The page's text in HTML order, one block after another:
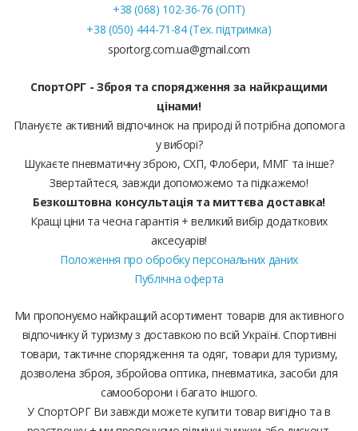
+38 (068) 102-36-76 (ОПТ)
+38 (050) 444-71-84 (Тех. підтримка)
sportorg.com.ua@gmail.com
СпортОРГ - Зброя та спорядження за найкращими
цінами!
Плануєте активний відпочинок на природі й потрібна допомога
у виборі?
Шукаєте пневматичну зброю, СХП, Флобери, ММГ та інше?
Звертайтеся, завжди допоможемо та підкажемо!
Безкоштовна консультація та миттєва доставка!
Кращі ціни та чесна гарантія + великий вибір додаткових
аксесуарів!
Положення про обробку персональних даних
Публічна оферта
Ми пропонуємо найкращий асортимент товарів для активного
відпочинку й туризму з доставкою по всій Україні. Спортивні
товари, тактичне спорядження та одяг, товари для туризму,
дозволена зброя, збройова оптика, пневматика, засоби для
самооборони і багато іншого.
У СпортОРГ Ви завжди можете купити товар вигідно та в